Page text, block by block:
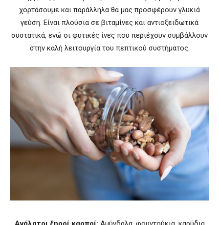
χορτάσουμε και παράλληλα θα μας προσφέρουν γλυκιά
γεύση. Είναι πλούσια σε βιταμίνες και αντιοξειδωτικά
συστατικά, ενώ οι φυτικές ίνες που περιέχουν συμβάλλουν
στην καλή λειτουργία του πεπτικού συστήματος.